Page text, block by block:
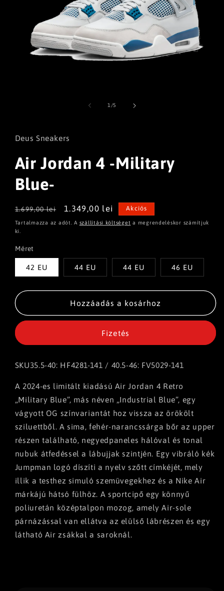
1 //5
Deus Sneakers
Air Jordan 4 -Military
Blue-
Normál
ár
1.699,00 lei
Akciós
ár
1.349,00 lei Akciós
Tartalmazza az adót. A szállítási költséget a megrendeléskor számítjuk
ki.
Méret
42 EU 44 EU 44 EU 46 EU
Hozzáadás a kosárhoz
Fizetés
SKU35.5-40: HF4281-141 / 40.5-46: FV5029-141
A 2024-es limitált kiadású Air Jordan 4 Retro
„Military Blue”, más néven „Industrial Blue”, egy
vágyott OG színvariantát hoz vissza az örökölt
sziluettből. A sima, fehér-narancssárga bőr az upper
részen található, negyedpaneles hálóval és tonal
nubuk átfedéssel a lábujjak szintjén. Egy vibráló kék
Jumpman logó díszíti a nyelv szőtt címkéjét, mely
illik a testhez simuló szemüvegekhez és a Nike Air
márkájú hátsó fülhöz. A sportcipő egy könnyű
poliuretán középtalpon mozog, amely Air-sole
párnázással van ellátva az elülső lábrészen és egy
látható Air zsákkal a saroknál.